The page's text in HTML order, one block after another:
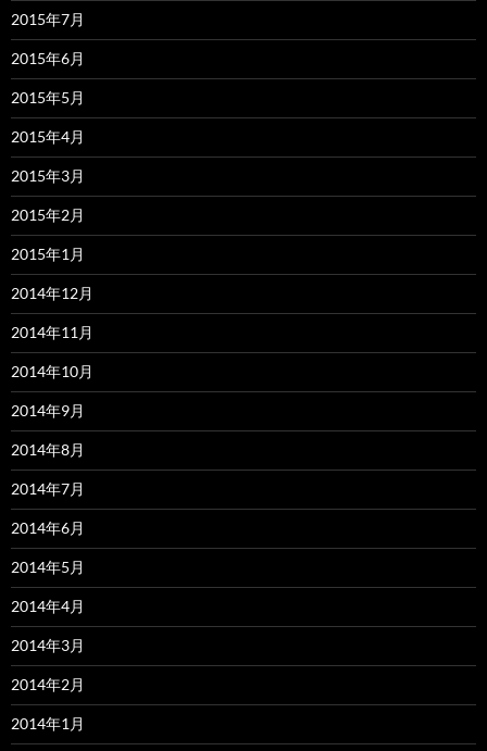
2015年7月
2015年6月
2015年5月
2015年4月
2015年3月
2015年2月
2015年1月
2014年12月
2014年11月
2014年10月
2014年9月
2014年8月
2014年7月
2014年6月
2014年5月
2014年4月
2014年3月
2014年2月
2014年1月